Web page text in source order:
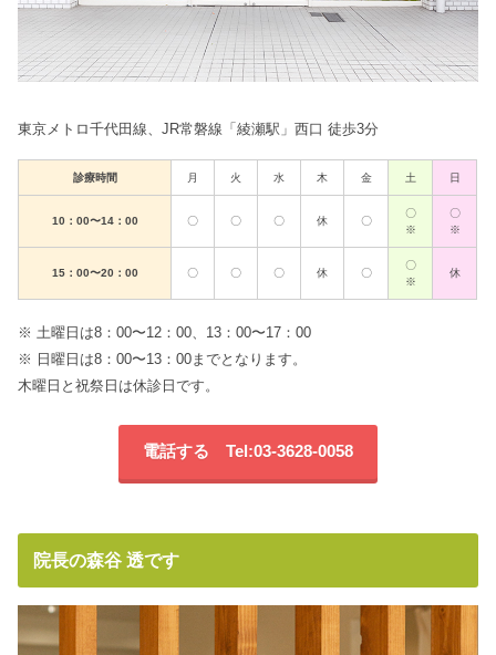
東京メトロ千代田線、JR常磐線「綾瀬駅」西口 徒歩3分
診療時間 月 火 水 木 金 土 日
10：00〜14：00 〇 〇 〇 休 〇
〇
※
〇
※
15：00〜20：00 〇 〇 〇 休 〇
〇
※
休
※ 土曜日は8：00〜12：00、13：00〜17：00
※ 日曜日は8：00〜13：00までとなります。
木曜日と祝祭日は休診日です。
電話する Tel:03-3628-0058
院長の森谷 透です